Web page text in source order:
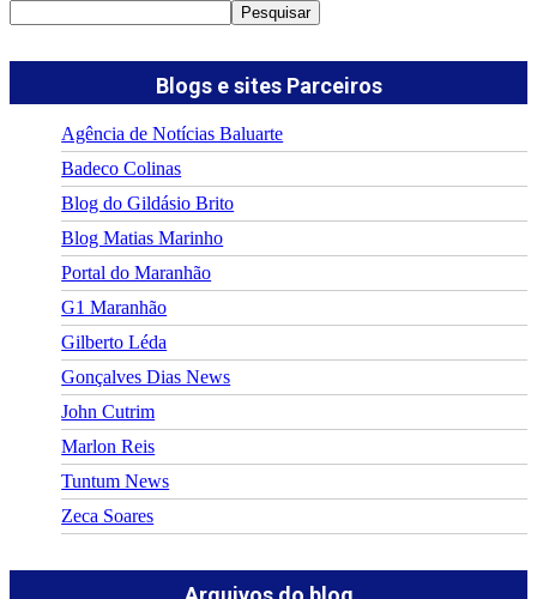
Pesquisar
Blogs e sites Parceiros
Agência de Notícias Baluarte
Badeco Colinas
Blog do Gildásio Brito
Blog Matias Marinho
Portal do Maranhão
G1 Maranhão
Gilberto Léda
Gonçalves Dias News
John Cutrim
Marlon Reis
Tuntum News
Zeca Soares